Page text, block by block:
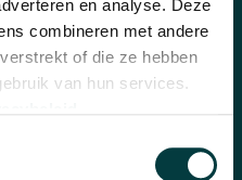
en analyse. Deze
combineren met andere
of die ze hebben
van hun services.